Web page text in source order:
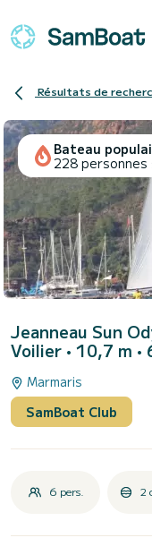
Résultats de
Bateau
228
Jeanneau Sun
Voilier • 10,7 m •
Marmaris
SamBoat Club
6 pers. 2